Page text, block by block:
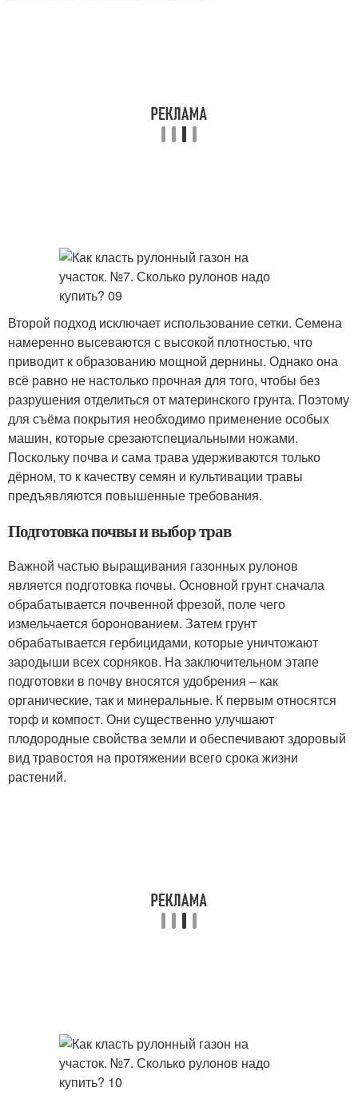
Второй подход исключает использование сетки. Семена
намеренно высеваются с высокой плотностью, что
приводит к образованию мощной дернины. Однако она
всё равно не настолько прочная для того, чтобы без
разрушения отделиться от материнского грунта. Поэтому
для съёма покрытия необходимо применение особых
машин, которые срезаютспециальными ножами.
Поскольку почва и сама трава удерживаются только
дёрном, то к качеству семян и культивации травы
предъявляются повышенные требования.
Подготовка почвы и выбор трав
Важной частью выращивания газонных рулонов
является подготовка почвы. Основной грунт сначала
обрабатывается почвенной фрезой, поле чего
измельчается боронованием. Затем грунт
обрабатывается гербицидами, которые уничтожают
зародыши всех сорняков. На заключительном этапе
подготовки в почву вносятся удобрения – как
органические, так и минеральные. К первым относятся
торф и компост. Они существенно улучшают
плодородные свойства земли и обеспечивают здоровый
вид травостоя на протяжении всего срока жизни
растений.